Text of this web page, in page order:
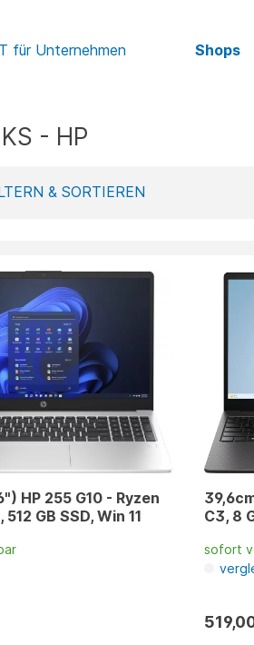
für Unternehmen Shops
- HP
& SORTIEREN
HP 255 G10 - Ryzen
512 GB SSD, Win 11
C3, 8
sofort